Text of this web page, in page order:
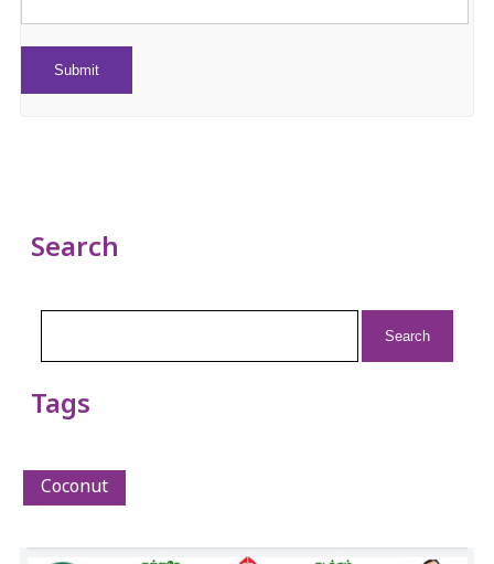
Search
Tags
Coconut